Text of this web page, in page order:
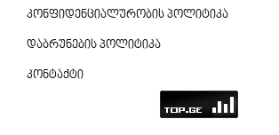
კონფიდენციალურობის პოლიტიკა
დაბრუნების პოლიტიკა
კონტაქტი